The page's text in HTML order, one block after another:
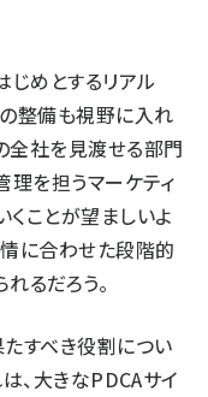
じめとするリアル
整備も視野に入れ
全社を見渡せる部門
理を担うマーケティ
ことが望ましいよ
に合わせた段階的
るだろう。
すべき役割につい
、大きなPDCAサイ